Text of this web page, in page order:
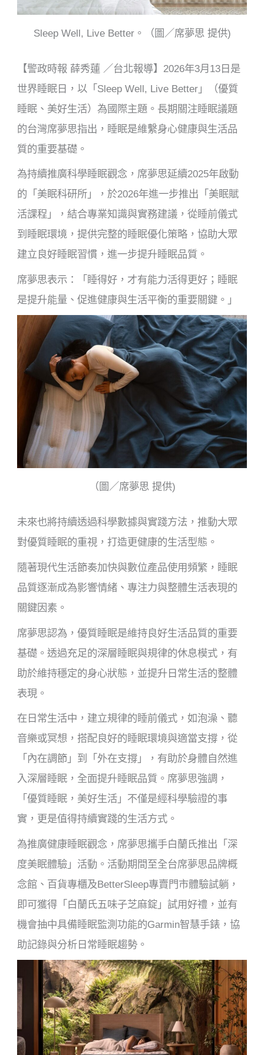
Sleep Well, Live Better。（圖／席夢思 提供)
【警政時報 薛秀蓮 ／台北報導】2026年3月13日是
世界睡眠日，以「Sleep Well, Live Better」（優質
睡眠、美好生活）為國際主題。長期關注睡眠議題
的台灣席夢思指出，睡眠是維繫身心健康與生活品
質的重要基礎。
為持續推廣科學睡眠觀念，席夢思延續2025年啟動
的「美眠科研所」，於2026年進一步推出「美眠賦
活課程」，結合專業知識與實務建議，從睡前儀式
到睡眠環境，提供完整的睡眠優化策略，協助大眾
建立良好睡眠習慣，進一步提升睡眠品質。
席夢思表示：「睡得好，才有能力活得更好；睡眠
是提升能量、促進健康與生活平衡的重要關鍵。」
（圖／席夢思 提供)
未來也將持續透過科學數據與實踐方法，推動大眾
對優質睡眠的重視，打造更健康的生活型態。
隨著現代生活節奏加快與數位產品使用頻繁，睡眠
品質逐漸成為影響情緒、專注力與整體生活表現的
關鍵因素。
席夢思認為，優質睡眠是維持良好生活品質的重要
基礎。透過充足的深層睡眠與規律的休息模式，有
助於維持穩定的身心狀態，並提升日常生活的整體
表現。
在日常生活中，建立規律的睡前儀式，如泡澡、聽
音樂或冥想，搭配良好的睡眠環境與適當支撐，從
「內在調節」到「外在支撐」，有助於身體自然進
入深層睡眠，全面提升睡眠品質。席夢思強調，
「優質睡眠，美好生活」不僅是經科學驗證的事
實，更是值得持續實踐的生活方式。
為推廣健康睡眠觀念，席夢思攜手白蘭氏推出「深
度美眠體驗」活動。活動期間至全台席夢思品牌概
念館、百貨專櫃及BetterSleep專賣門市體驗試躺，
即可獲得「白蘭氏五味子芝麻錠」試用好禮，並有
機會抽中具備睡眠監測功能的Garmin智慧手錶，協
助記錄與分析日常睡眠趨勢。